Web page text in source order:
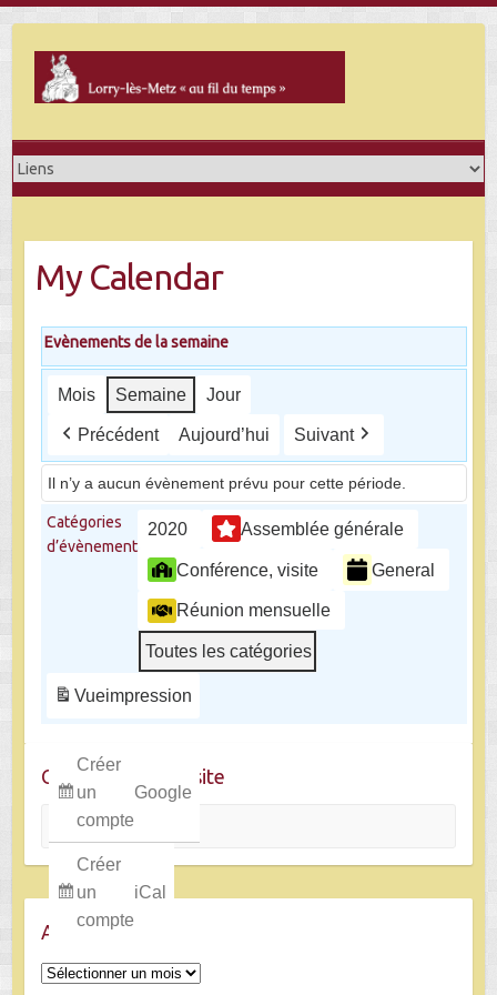
content
My Calendar
Evènements de la semaine
Mois Semaine Jour
Précédent Aujourd’hui Suivant
Il n’y a aucun évènement prévu pour cette période.
Catégories
d’évènement
2020 Assemblée générale
Conférence, visite General
Réunion mensuelle
Toutes les catégories
Créer
un
compte
Google
Créer
un
compte
iCal
Vueimpression
Chercher dans le site
Rechercher
Archives
Archives